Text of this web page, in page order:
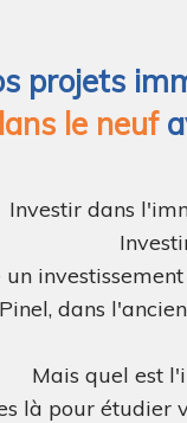
projets
le neuf
Investir dans
un
dans
Mais quel est
là pour étudier